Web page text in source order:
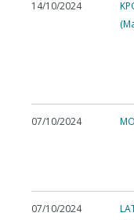
14/10/2024
07/10/2024
07/10/2024